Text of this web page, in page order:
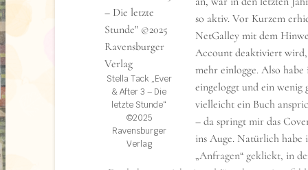
View this post on
Stella Tack „Ever
& After 3 – Die
letzte Stunde“
©2025
Ravensburger
Verlag
so aktiv. Vor Kurzem
NetGalley mit dem
Account deaktiviert
mehr einlogge. Also
eingeloggt und ein wenig
vielleicht ein Buch
– da springt mir das
ins Auge. Natürlich habe
„Anfragen“ geklickt, in